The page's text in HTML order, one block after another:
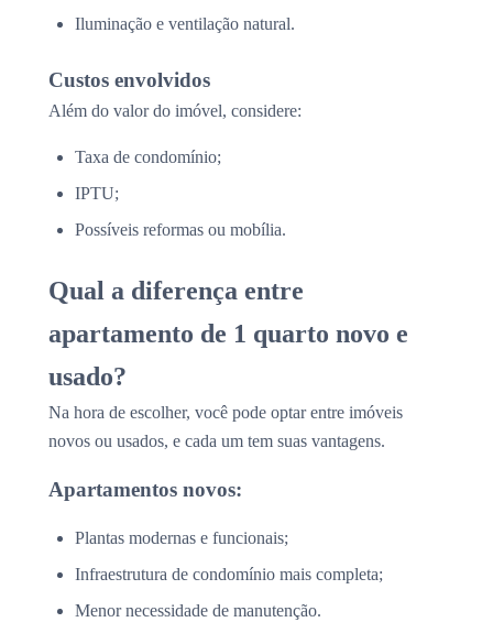
Iluminação e ventilação natural.
Custos envolvidos
Além do valor do imóvel, considere:
Taxa de condomínio;
IPTU;
Possíveis reformas ou mobília.
Qual a diferença entre
apartamento de 1 quarto novo e
usado?
Na hora de escolher, você pode optar entre imóveis
novos ou usados, e cada um tem suas vantagens.
Apartamentos novos:
Plantas modernas e funcionais;
Infraestrutura de condomínio mais completa;
Menor necessidade de manutenção.